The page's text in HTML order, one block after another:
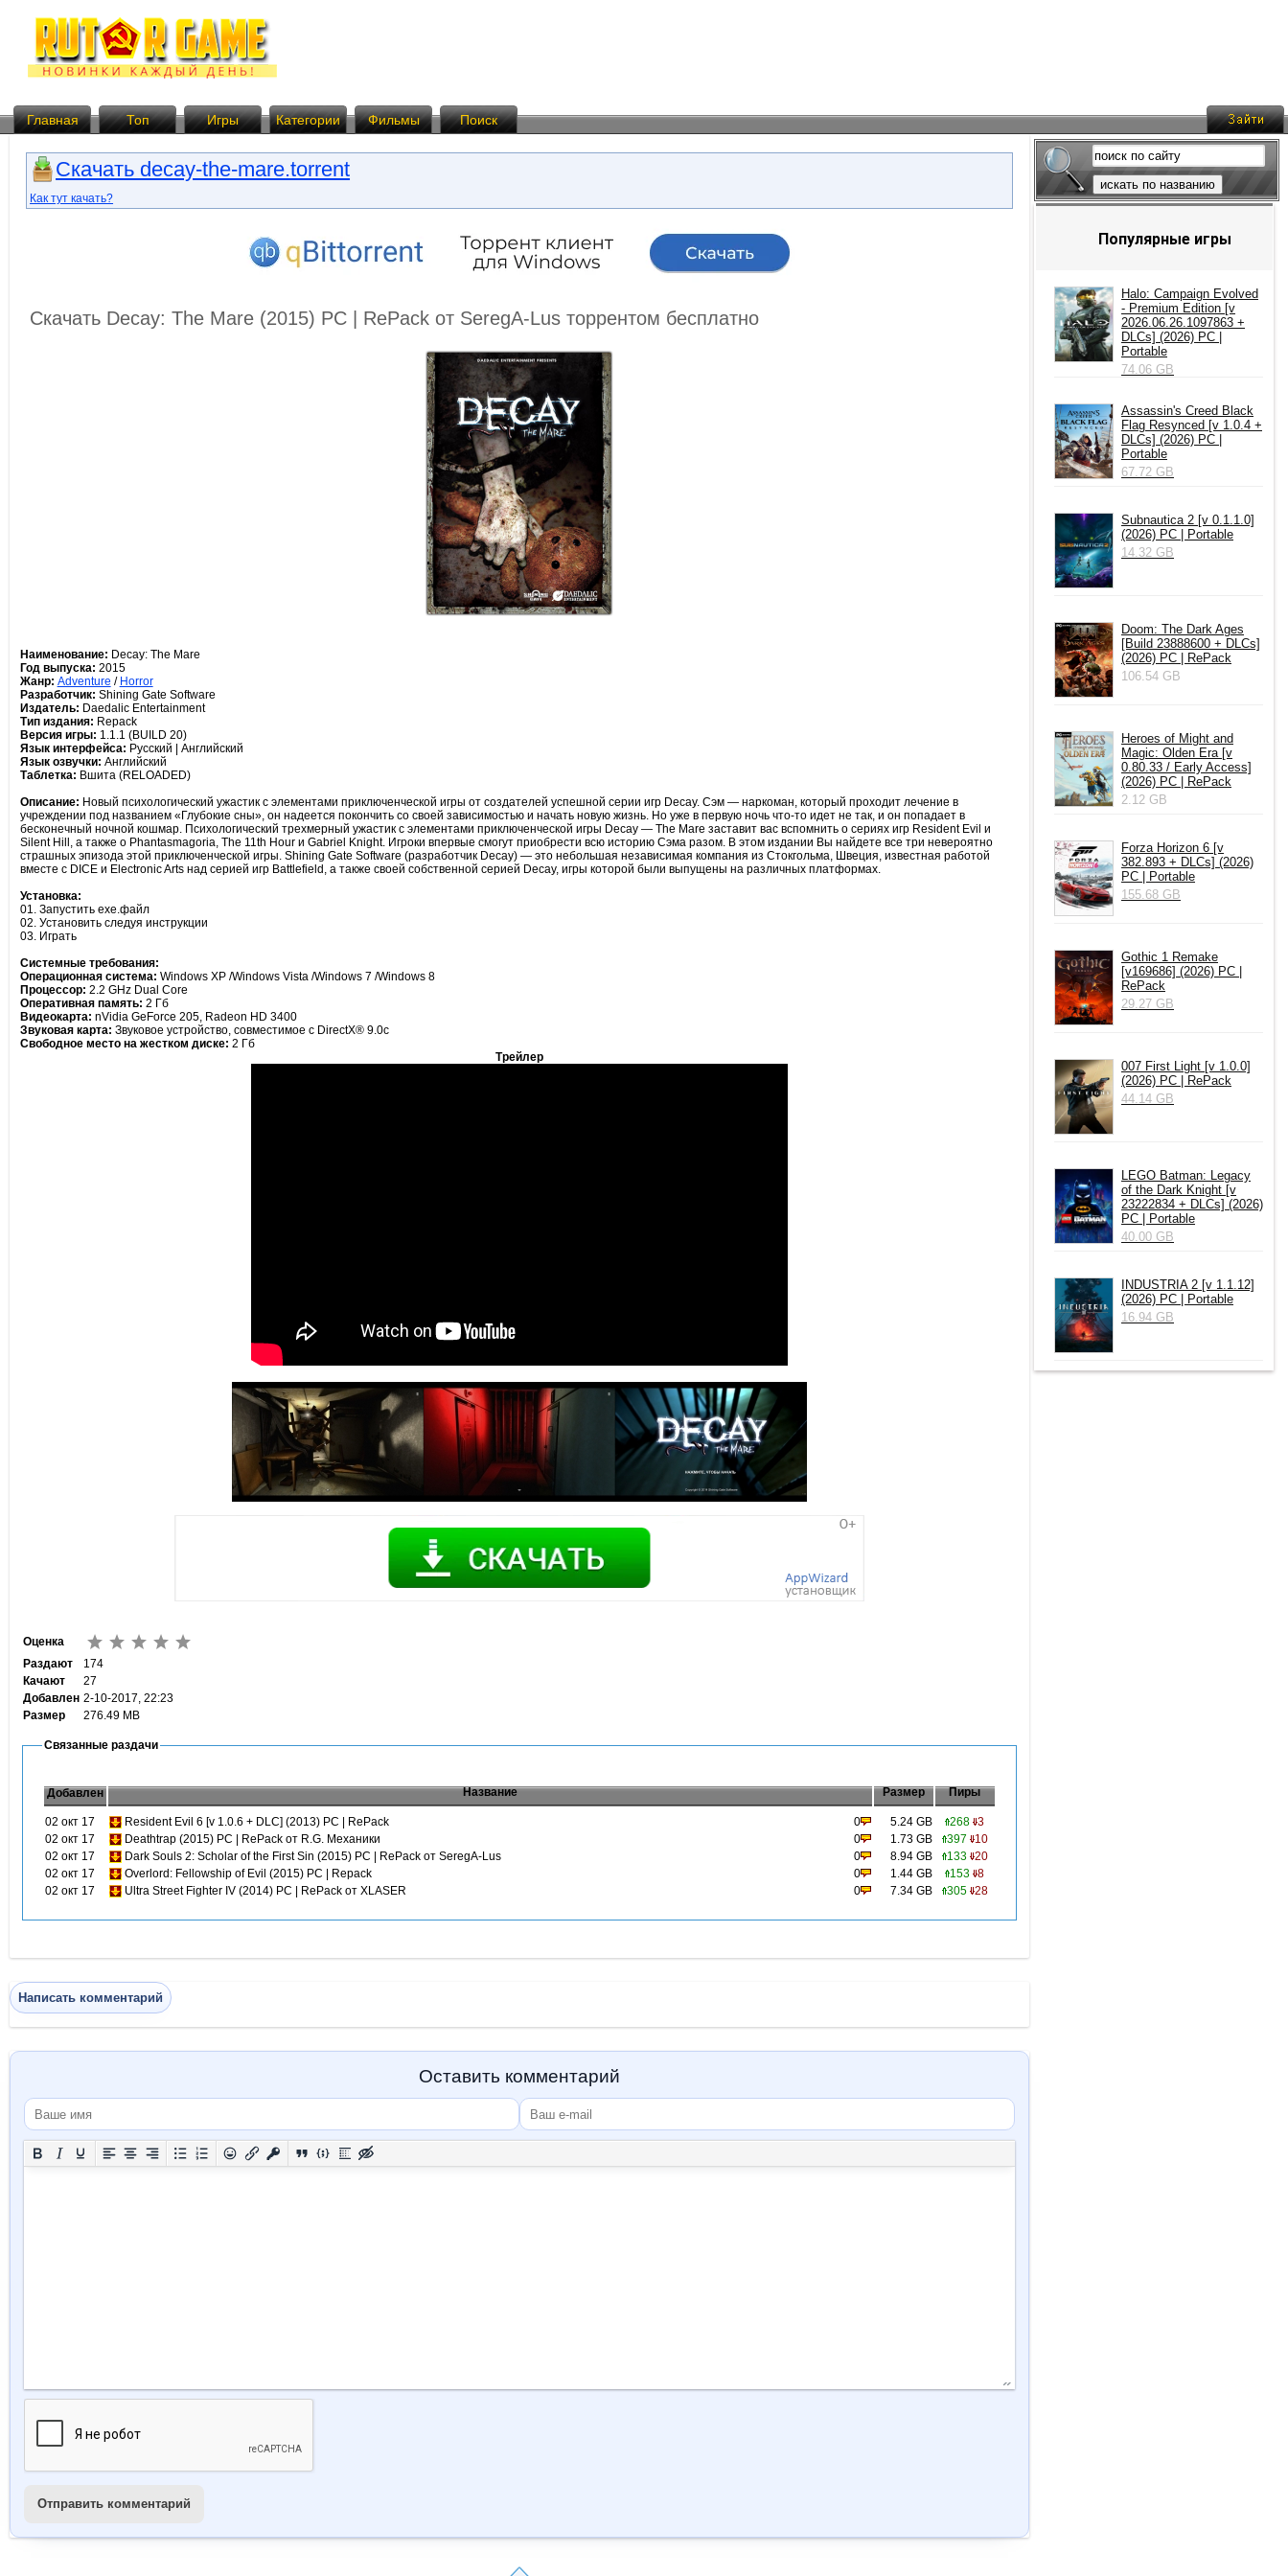
Главная Топ Игры Категории Фильмы Поиск
Скачать decay-the-mare.torrent
Как тут качать?
Скачать Decay: The Mare (2015) PC | RePack от SeregA-Lus торрентом бесплатно
Наименование: Decay: The Mare
Год выпуска: 2015
Жанр: Adventure / Horror
Разработчик: Shining Gate Software
Издатель: Daedalic Entertainment
Тип издания: Repack
Версия игры: 1.1.1 (BUILD 20)
Язык интерфейса: Русский | Английский
Язык озвучки: Английский
Таблетка: Вшита (RELOADED)
Описание: Новый психологический ужастик с элементами приключенческой игры от создателей успешной серии игр Decay. Сэм — наркоман, который проходит лечение в
учреждении под названием «Глубокие сны», он надеется покончить со своей зависимостью и начать новую жизнь. Но уже в первую ночь что-то идет не так, и он попадает в
бесконечный ночной кошмар. Психологический трехмерный ужастик с элементами приключенческой игры Decay — The Mare заставит вас вспомнить о сериях игр Resident Evil и
Silent Hill, а также о Phantasmagoria, The 11th Hour и Gabriel Knight. Игроки впервые смогут приобрести всю историю Сэма разом. В этом издании Вы найдете все три невероятно
страшных эпизода этой приключенческой игры. Shining Gate Software (разработчик Decay) — это небольшая независимая компания из Стокгольма, Швеция, известная работой
вместе с DICE и Electronic Arts над серией игр Battlefield, а также своей собственной серией Decay, игры которой были выпущены на различных платформах.
Установка:
01. Запустить ехе.файл
02. Установить следуя инструкции
03. Играть
Cистемные требования:
Операционная система: Windows XP /Windows Vista /Windows 7 /Windows 8
Процессор: 2.2 GHz Dual Core
Оперативная память: 2 Гб
Видеокарта: nVidia GeForce 205, Radeon HD 3400
Звуковая карта: Звуковое устройство, совместимое с DirectX® 9.0с
Свободное место на жестком диске: 2 Гб
Трейлер
Оценка
Раздают
174
Качают
27
Добавлен 2-10-2017, 22:23
Размер
276.49 MB
Связанные раздачи
Добавлен Название Размер Пиры
02 окт 17 Resident Evil 6 [v 1.0.6 + DLC] (2013) PC | RePack 0 5.24 GB 268 3
02 окт 17
Deathtrap (2015) PC | RePack от R.G. Механики 0 1.73 GB 397
10
02 окт 17
Dark Souls 2: Scholar of the First Sin (2015) PC | RePack от SeregA-Lus 0 8.94 GB 133 20
02 окт 17
Overlord: Fellowship of Evil (2015) PC | Repack 0 1.44 GB 153 8
02 окт 17
Ultra Street Fighter IV (2014) PC | RePack от XLASER 0 7.34 GB 305 28
Написать комментарий
Оставить комментарий
Отправить комментарий
искать по названию
Популярные игры
Halo: Campaign Evolved
- Premium Edition [v
2026.06.26.1097863 +
DLCs] (2026) PC |
Portable
74.06 GB
Assassin's Creed Black
Flag Resynced [v 1.0.4 +
DLCs] (2026) PC |
Portable
67.72 GB
Subnautica 2 [v 0.1.1.0]
(2026) PC | Portable
14.32 GB
Doom: The Dark Ages
[Build 23888600 + DLCs]
(2026) PC | RePack
106.54 GB
Heroes of Might and
Magic: Olden Era [v
0.80.33 / Early Access]
(2026) PC | RePack
2.12 GB
Forza Horizon 6 [v
382.893 + DLCs] (2026)
PC | Portable
155.68 GB
Gothic 1 Remake
[v169686] (2026) PC |
RePack
29.27 GB
007 First Light [v 1.0.0]
(2026) PC | RePack
44.14 GB
LEGO Batman: Legacy
of the Dark Knight [v
23222834 + DLCs] (2026)
PC | Portable
40.00 GB
INDUSTRIA 2 [v 1.1.12]
(2026) РС | Portable
16.94 GB